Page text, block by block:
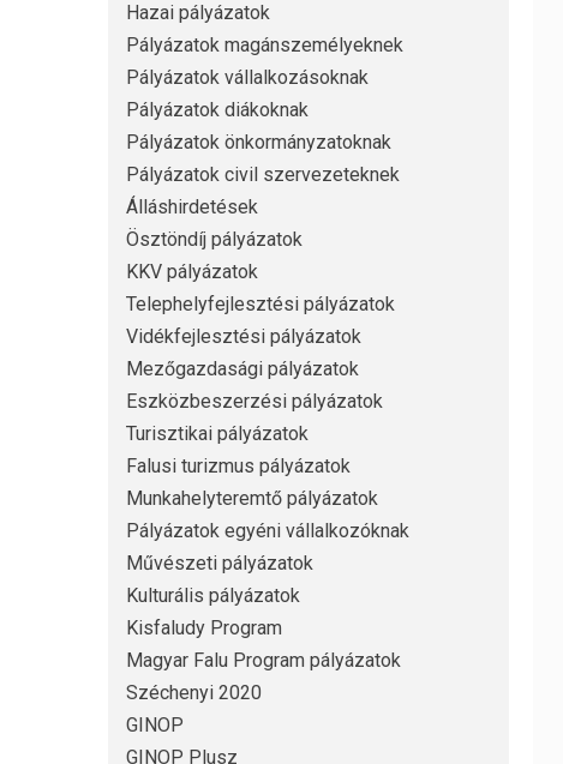
Hazai pályázatok
Pályázatok magánszemélyeknek
Pályázatok vállalkozásoknak
Pályázatok diákoknak
Pályázatok önkormányzatoknak
Pályázatok civil szervezeteknek
Álláshirdetések
Ösztöndíj pályázatok
KKV pályázatok
Telephelyfejlesztési pályázatok
Vidékfejlesztési pályázatok
Mezőgazdasági pályázatok
Eszközbeszerzési pályázatok
Turisztikai pályázatok
Falusi turizmus pályázatok
Munkahelyteremtő pályázatok
Pályázatok egyéni vállalkozóknak
Művészeti pályázatok
Kulturális pályázatok
Kisfaludy Program
Magyar Falu Program pályázatok
Széchenyi 2020
GINOP
GINOP Plusz